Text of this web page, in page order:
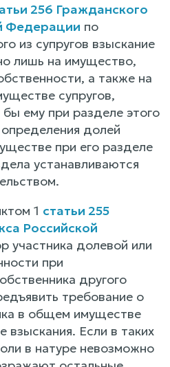
256 Гражданского
Федерации по
из супругов взыскание
лишь на имущество,
а также на
супругов,
ему при разделе этого
долей
при его разделе
устанавливаются
1 статьи 255
Российской
участника долевой или
при
другого
требование о
в общем имуществе
взыскания. Если в таких
в натуре невозможно